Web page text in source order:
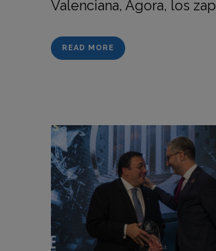
Valenciana, Ágora, los
READ MORE